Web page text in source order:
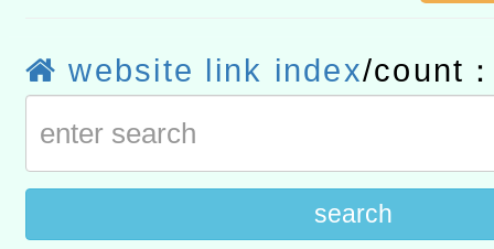
赴陸應申請許可一案
轉知經濟部水利署委託財
研究院辦理「115年表揚
位及節水達人選拔活動」
115年8月22日(星期六)辦
市孔廟祈福系列活動—儒
航」
2026年桃園地景藝術節教
website link index/count
search